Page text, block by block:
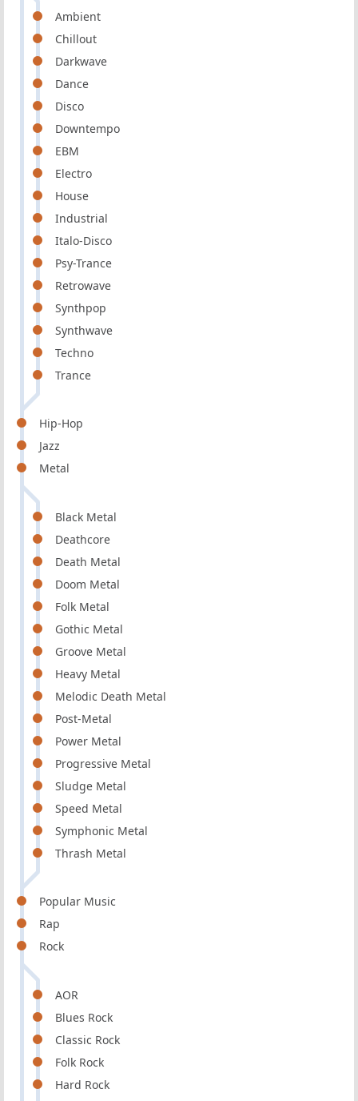
Ambient
Chillout
Darkwave
Dance
Disco
Downtempo
EBM
Electro
House
Industrial
Italo-Disco
Psy-Trance
Retrowave
Synthpop
Synthwave
Techno
Trance
Hip-Hop
Jazz
Metal
Black Metal
Deathcore
Death Metal
Doom Metal
Folk Metal
Gothic Metal
Groove Metal
Heavy Metal
Melodic Death Metal
Post-Metal
Power Metal
Progressive Metal
Sludge Metal
Speed Metal
Symphonic Metal
Thrash Metal
Popular Music
Rap
Rock
AOR
Blues Rock
Classic Rock
Folk Rock
Hard Rock